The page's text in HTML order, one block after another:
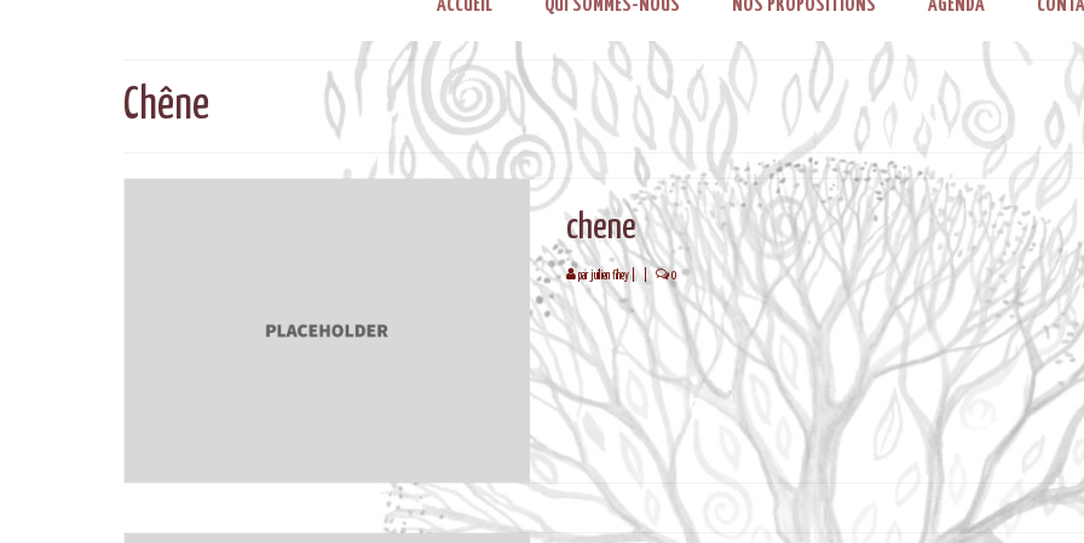
ACCUEIL QUI SOMMES-NOUS NOS PROPOSITIONS AGENDA
Chêne
chene
par juilien fihey| | 0